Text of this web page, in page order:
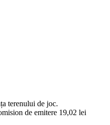
terenului de joc.
de emitere 19,02 lei